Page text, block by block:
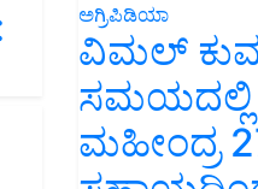
ಅಗ್ರಿಪಿಡಿಯಾ
ವಿಮಲ್
ಸಮಯದಲ್ಲಿ
ಮಹೀಂದ್ರ